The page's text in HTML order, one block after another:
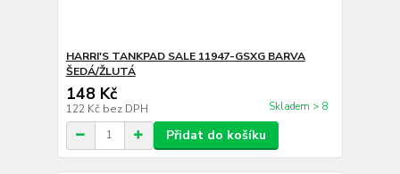
HARRI'S TANKPAD SALE 11947-GSXG BARVA
ŠEDÁ/ŽLUTÁ
148 Kč
122 Kč bez DPH Skladem > 8
Přidat do košíku